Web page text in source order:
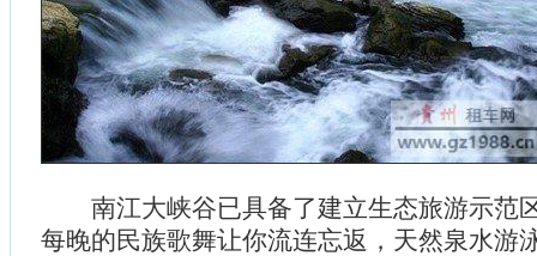
南江大峡谷已具备了建立生态旅游示范
每晚的民族歌舞让你流连忘返，天然泉水游